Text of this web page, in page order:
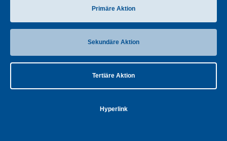
Primäre Aktion
Sekundäre Aktion
Tertiäre Aktion
Hyperlink